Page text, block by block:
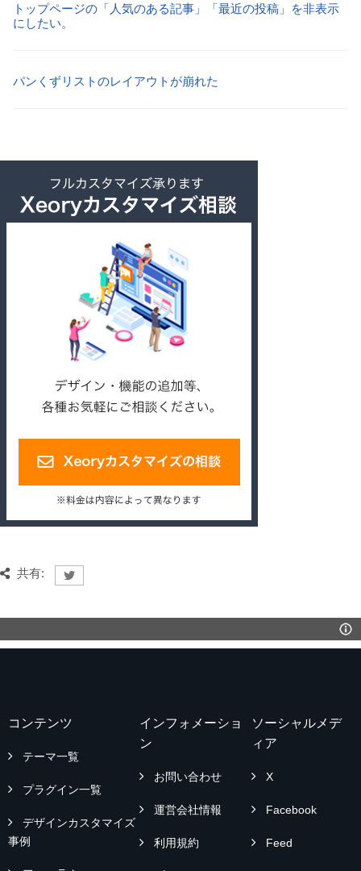
トップページの「人気のある記事」「最近の投稿」を非表示
にしたい。
パンくずリストのレイアウトが崩れた
共有:
コンテンツ
テーマ一覧
プラグイン一覧
デザインカスタマイズ
事例
インフォメーショ
ン
お問い合わせ
運営会社情報
利用規約
ソーシャルメデ
ィア
X
Facebook
Feed